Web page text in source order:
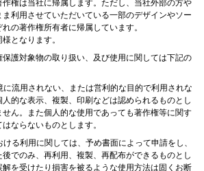
権は当社に帰属します。ただし、当社外部の方や
利用させていただいている一部のデザインやソー
の著作権所有者に帰属しています。
となります。
護対象物の取り扱い、及び使用に関しては下記の
流用されない、または営利的な目的で利用されな
的な表示、複製、印刷などは認められるものとし
ん。また個人的な使用であっても著作権等に関す
ならないものとします。
る利用に関しては、予め書面によって申請をし、
でのみ、再利用、複製、再配布ができるものとし
を受けたり損害を被るような使用方法は固くお断